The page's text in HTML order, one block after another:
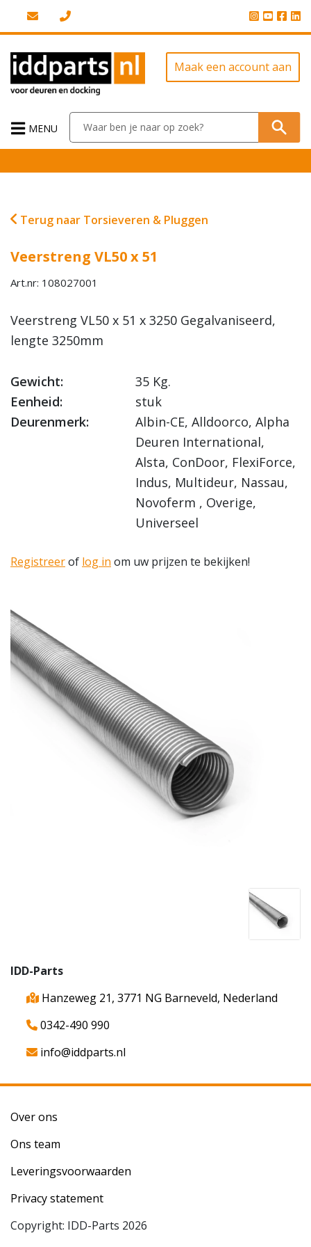
Maak een account aan
MENU
Terug naar Torsieveren & Pluggen
Veerstreng VL50 x 51
Art.nr: 108027001
Veerstreng VL50 x 51 x 3250 Gegalvaniseerd,
lengte 3250mm
Gewicht:
35 Kg.
Eenheid:
stuk
Deurenmerk:
Albin-CE, Alldoorco, Alpha
Deuren International,
Alsta, ConDoor, FlexiForce,
Indus, Multideur, Nassau,
Novoferm , Overige,
Universeel
Registreerof log in om uw prijzen te bekijken!
IDD-Parts
Hanzeweg 21, 3771 NG Barneveld, Nederland
0342-490 990
info@iddparts.nl
Over ons
Ons team
Leveringsvoorwaarden
Privacy statement
Copyright: IDD-Parts 2026